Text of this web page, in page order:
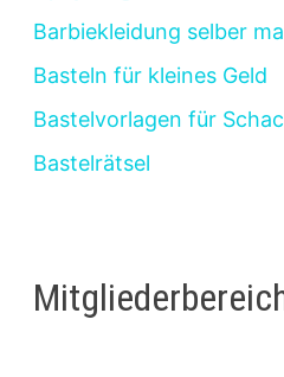
Barbiekleidung selber
Basteln für kleines Geld
Bastelvorlagen für
Bastelrätsel